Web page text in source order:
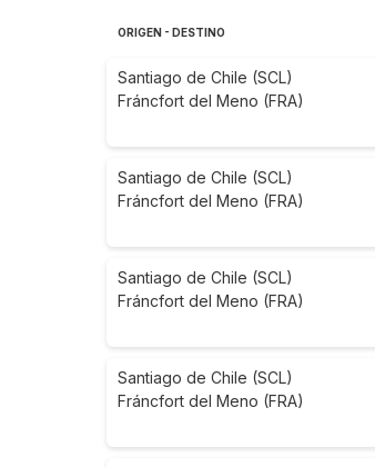
ORIGEN - DESTINO
Santiago de Chile (SCL)
Fráncfort del Meno (FRA)
Santiago de Chile (SCL)
Fráncfort del Meno (FRA)
Santiago de Chile (SCL)
Fráncfort del Meno (FRA)
Santiago de Chile (SCL)
Fráncfort del Meno (FRA)